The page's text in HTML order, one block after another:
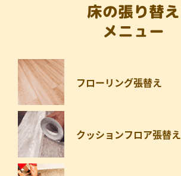
床の張り替え
メニュー
フローリング張替え
クッションフロア張替え